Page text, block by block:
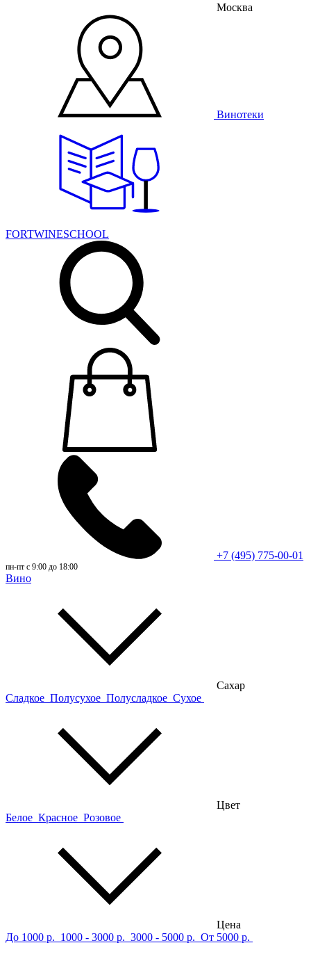
Москва
Винотеки
FORTWINESCHOOL
+7 (495) 775-00-01
пн-пт с 9:00 до 18:00
Вино
Сахар
Сладкое Полусухое Полусладкое Сухое
Цвет
Белое Красное Розовое
Цена
До 1000 р. 1000 - 3000 р. 3000 - 5000 р. От 5000 р.